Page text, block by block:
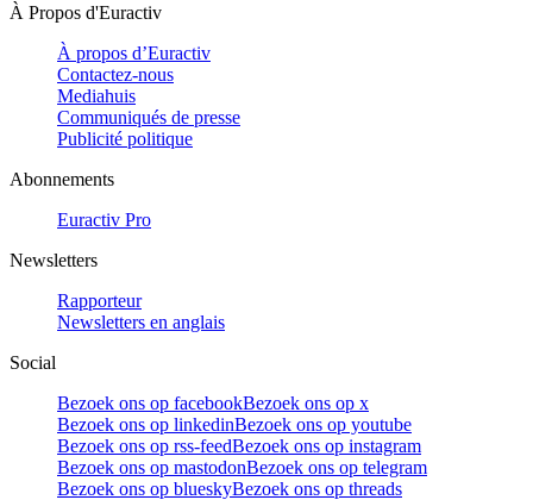
À Propos d'Euractiv
À propos d’Euractiv
Contactez-nous
Mediahuis
Communiqués de presse
Publicité politique
Abonnements
Euractiv Pro
Newsletters
Rapporteur
Newsletters en anglais
Social
Bezoek ons op facebookBezoek ons op x
Bezoek ons op linkedinBezoek ons op youtube
Bezoek ons op rss-feedBezoek ons op instagram
Bezoek ons op mastodonBezoek ons op telegram
Bezoek ons op blueskyBezoek ons op threads